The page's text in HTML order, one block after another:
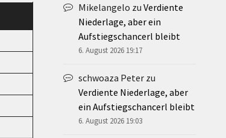
Mikelangelo zu Verdiente
Niederlage, aber ein
Aufstiegschancerl bleibt
6. August 2026 19:17
schwoaza Peter zu
Verdiente Niederlage, aber
ein Aufstiegschancerl bleibt
6. August 2026 19:03